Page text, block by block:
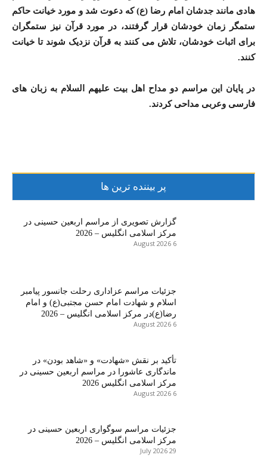
هادی مانند جدشان امام رضا (ع) که دعوت شد و مورد خیانت حاکم
ستمگر زمان خودشان قرار گرفتند، در مورد قرآن نیز ستمگران
برای اثبات خودشان، تلاش می کنند به قرآن نزدیک شوند تا خیانت
کنند.
در پایان این مراسم دو مداح اهل بیت علیهم السلام به زبان های
فارسی وعربی مداحی کردند.
پر بیننده ترین ها
گزارش تصویری از مراسم اربعین حسینی در
مرکز اسلامی انگلیس – 2026
6 August 2026
جزئیات مراسم عزاداری رحلت جانسور پیامبر
اسلام و شهادت امام حسن مجتبی(ع) و امام
رضا(ع)در مرکز اسلامی انگلیس – 2026
6 August 2026
تأکید بر نقش «شهادت» و «شاهد بودن» در
ماندگاری عاشورا در مراسم اربعین حسینی در
مرکز اسلامی انگلیس 2026
6 August 2026
جزئیات مراسم سوگواری اربعین حسینی در
مرکز اسلامی انگلیس – 2026
29 July 2026